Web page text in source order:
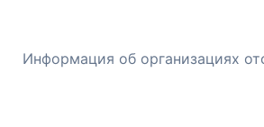
Информация об организациях